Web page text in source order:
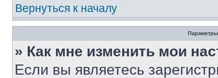
Вернуться к началу
Параметры
» Как мне изменить мои
Если вы являетесь